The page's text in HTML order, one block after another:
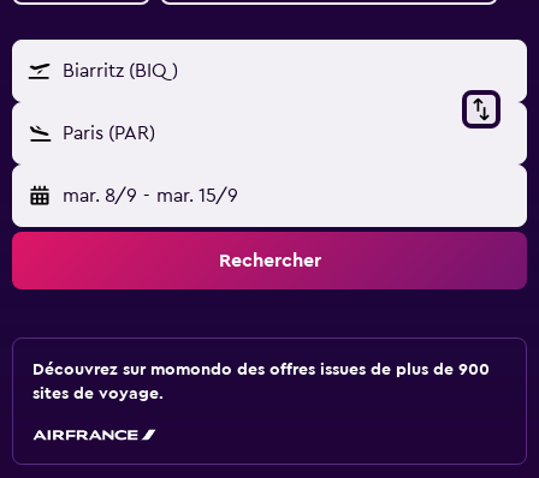
Biarritz (BIQ)
Paris (PAR)
mar. 8/9 - mar. 15/9
Rechercher
Découvrez sur momondo des offres issues de plus de 900
sites de voyage.